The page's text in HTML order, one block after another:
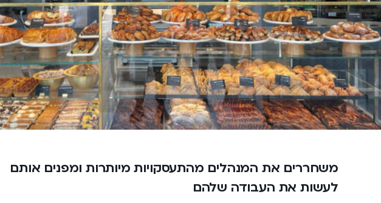
משחררים את המנהלים מהתעסקויות מיותרות ומפנים אותם
לעשות את העבודה שלהם